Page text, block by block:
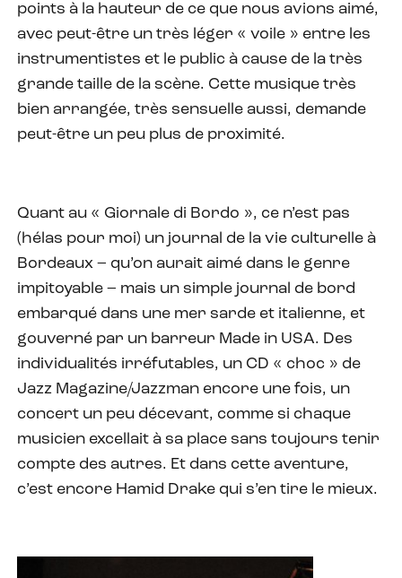
points à la hauteur de ce que nous avions aimé,
avec peut-être un très léger « voile » entre les
instrumentistes et le public à cause de la très
grande taille de la scène. Cette musique très
bien arrangée, très sensuelle aussi, demande
peut-être un peu plus de proximité.
Quant au « Giornale di Bordo », ce n’est pas
(hélas pour moi) un journal de la vie culturelle à
Bordeaux – qu’on aurait aimé dans le genre
impitoyable – mais un simple journal de bord
embarqué dans une mer sarde et italienne, et
gouverné par un barreur Made in USA. Des
individualités irréfutables, un CD « choc » de
Jazz Magazine/Jazzman encore une fois, un
concert un peu décevant, comme si chaque
musicien excellait à sa place sans toujours tenir
compte des autres. Et dans cette aventure,
c’est encore Hamid Drake qui s’en tire le mieux.